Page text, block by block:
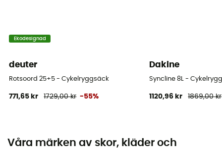
Ekodesignad
deuter
Rotsoord 25+5 - Cykelryggsäck
771,65 kr 1729,00 kr -55%
Dakine
Syncline 8L -
1120,96 kr 1869,00 kr
Våra märken av skor, kläder och